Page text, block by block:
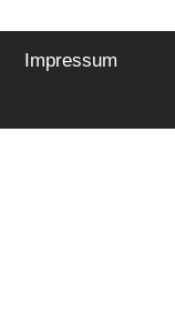
Impressum